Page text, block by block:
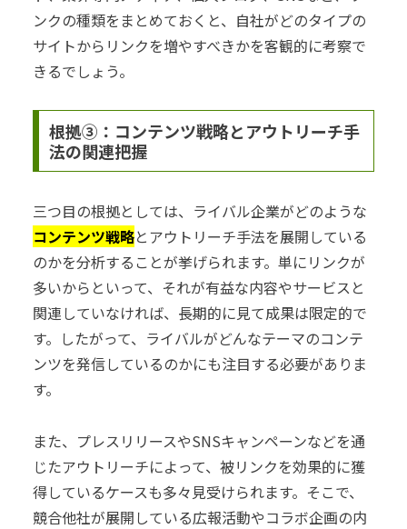
ンクの種類をまとめておくと、自社がどのタイプの
サイトからリンクを増やすべきかを客観的に考察で
きるでしょう。
根拠③：コンテンツ戦略とアウトリーチ手
法の関連把握
三つ目の根拠としては、ライバル企業がどのような
コンテンツ戦略とアウトリーチ手法を展開している
のかを分析することが挙げられます。単にリンクが
多いからといって、それが有益な内容やサービスと
関連していなければ、長期的に見て成果は限定的で
す。したがって、ライバルがどんなテーマのコンテ
ンツを発信しているのかにも注目する必要がありま
す。
また、プレスリリースやSNSキャンペーンなどを通
じたアウトリーチによって、被リンクを効果的に獲
得しているケースも多々見受けられます。そこで、
競合他社が展開している広報活動やコラボ企画の内